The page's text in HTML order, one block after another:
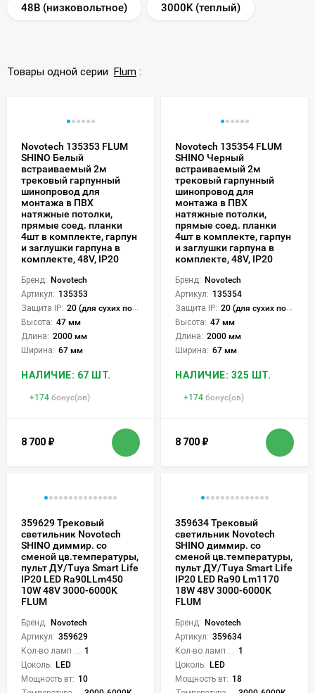
48В (низковольтное) 3000K (теплый)
Товары одной серии Flum :
Novotech 135353 FLUM
SHINO Белый
встраиваемый 2м
трековый гарпунный
шинопровод для
монтажа в ПВХ
натяжные потолки,
прямые соед. планки
4шт в комплекте, гарпун
и заглушки гарпуна в
комплекте, 48V, IP20
Бренд: Novotech
Артикул: 135353
Защита IP: 20 (для сухих пом.)
Высота: 47 мм
Длина: 2000 мм
Ширина: 67 мм
НАЛИЧИЕ: 67 ШТ.
+174 бонус(ов)
8 700 ₽
Novotech 135354 FLUM
SHINO Черный
встраиваемый 2м
трековый гарпунный
шинопровод для
монтажа в ПВХ
натяжные потолки,
прямые соед. планки
4шт в комплекте, гарпун
и заглушки гарпуна в
комплекте, 48V, IP20
Бренд: Novotech
Артикул: 135354
Защита IP: 20 (для сухих пом.)
Высота: 47 мм
Длина: 2000 мм
Ширина: 67 мм
НАЛИЧИЕ: 325 ШТ.
+174 бонус(ов)
8 700 ₽
359629 Трековый
светильник Novotech
SHINO диммир. со
сменой цв.температуры,
пульт ДУ/Tuya Smart Life
IP20 LED Ra90LLm450
10W 48V 3000-6000K
FLUM
Бренд: Novotech
Артикул: 359629
1
Цоколь: LED
Мощность вт: 10
359634 Трековый
светильник Novotech
SHINO диммир. со
сменой цв.температуры,
пульт ДУ/Tuya Smart Life
IP20 LED Ra90 Lm1170
18W 48V 3000-6000K
FLUM
Бренд: Novotech
Артикул: 359634
1
Цоколь: LED
Мощность вт: 18